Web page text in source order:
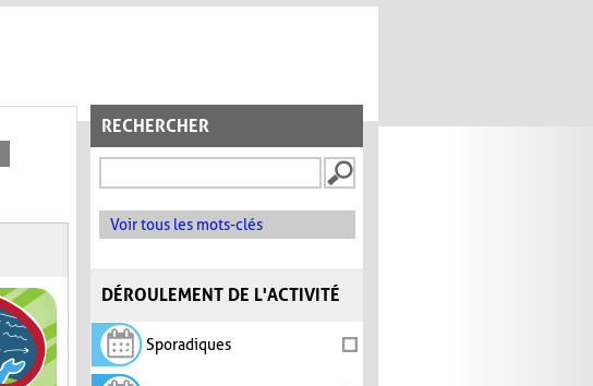
RECHERCHER
Voir tous les mots-clés
DÉROULEMENT DE L'ACTIVITÉ
Sporadiques